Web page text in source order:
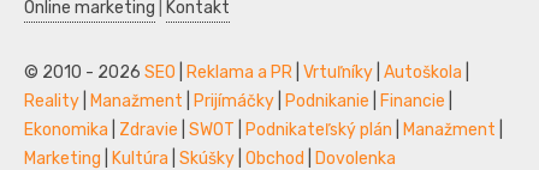
Online marketing
Kontakt
© 2010 - 2026 SEO Reklama a PR Vrtuľníky Autoškola
Reality
Manažment Prijímáčky Podnikanie Financie
Ekonomika
Zdravie SWOT Podnikateľský plán Manažment
Marketing
Kultúra Skúšky Obchod Dovolenka